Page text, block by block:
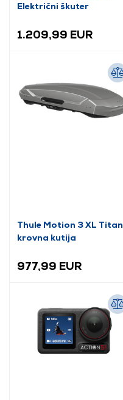
Električni škuter
1.209,99 EUR
Thule Motion 3 XL Titan
krovna kutija
977,99 EUR